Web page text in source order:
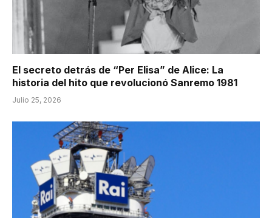
El secreto detrás de “Per Elisa” de Alice: La
historia del hito que revolucionó Sanremo 1981
Julio 25, 2026